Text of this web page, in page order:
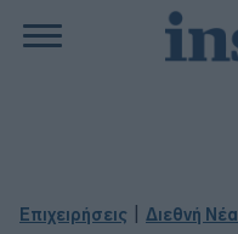
Επιχειρήσεις Διεθνή Νέα